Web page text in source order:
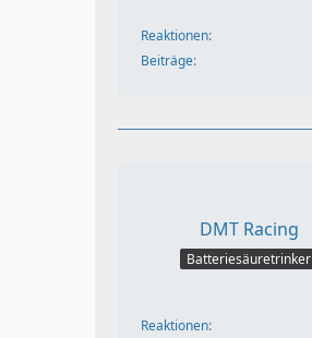
Reaktionen
Beiträge
DMT Racing
Batteriesäuretrinker
Reaktionen